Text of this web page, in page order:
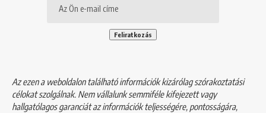
Az ezen a weboldalon található információk kizárólag szórakoztatási
célokat szolgálnak. Nem vállalunk semmiféle kifejezett vagy
hallgatólagos garanciát az információk teljességére, pontosságára,